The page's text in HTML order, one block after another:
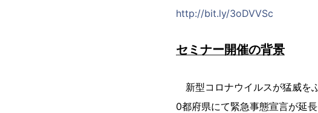
http://bit.ly/3oDVVSc
セミナー開催の背景
新型コロナウイルスが猛威を
0都府県にて緊急事態宣言が延